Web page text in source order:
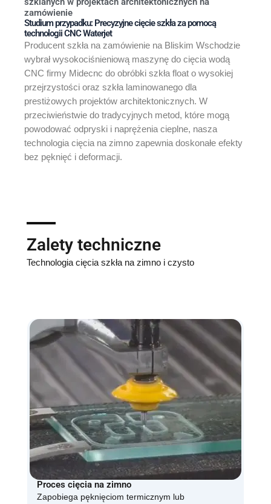
zamówienie
Studium przypadku: Precyzyjne cięcie szkła za pomocą
technologii CNC Waterjet
Producent szkła na zamówienie na Bliskim Wschodzie
wybrał wysokociśnieniową maszynę do cięcia wodą
CNC firmy Midecnc do obróbki szkła float o wysokiej
przejrzystości oraz szkła laminowanego dla
prestiżowych projektów architektonicznych. W
przeciwieństwie do tradycyjnych metod, które mogą
powodować odpryski i naprężenia cieplne, nasza
technologia cięcia na zimno zapewnia doskonałe efekty
bez pęknięć i deformacji.
Zalety techniczne
Technologia cięcia szkła na zimno i czysto
Proces cięcia na zimno
Zapobiega pęknięciom termicznym lub